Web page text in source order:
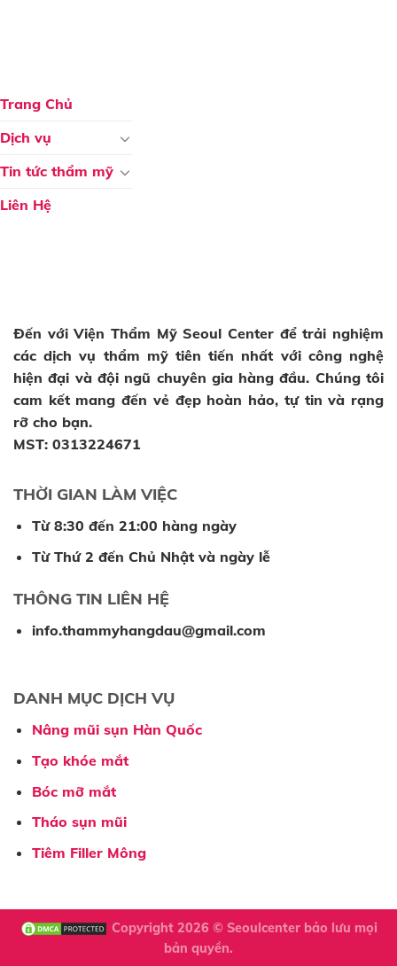
Trang Chủ
Dịch vụ
Tin tức thẩm mỹ
Liên Hệ
Đến vớiViện Thẩm Mỹ Seoul Center để trải nghiệm
các dịch vụ thẩm mỹ tiên tiến nhất với công nghệ
hiện đại và đội ngũ chuyên gia hàng đầu. Chúng tôi
cam kết mang đến vẻ đẹp hoàn hảo, tự tin và rạng
rỡ cho bạn.
MST: 0313224671
THỜI GIAN LÀM VIỆC
Từ 8:30 đến 21:00 hàng ngày
Từ Thứ 2 đến Chủ Nhật và ngày lễ
THÔNG TIN LIÊN HỆ
info.thammyhangdau@gmail.com
DANH MỤC DỊCH VỤ
Nâng mũi sụn Hàn Quốc
Tạo khóe mắt
Bóc mỡ mắt
Tháo sụn mũi
Tiêm Filler Mông
Copyright 2026 © Seoulcenter bảo lưu mọi
bản quyền.